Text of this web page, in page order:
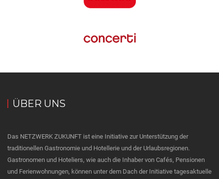
ÜBER UNS
Das NETZWERK ZUKUNFT ist eine Initiative zur Unterstützung der
traditionellen Gastronomie und Hotellerie und der Urlaubsregionen.
Gastronomen und Hoteliers, wie auch die Inhaber von Cafés, Pensionen
und Ferienwohnungen, können unter dem Dach der Initiative tagesaktuelle